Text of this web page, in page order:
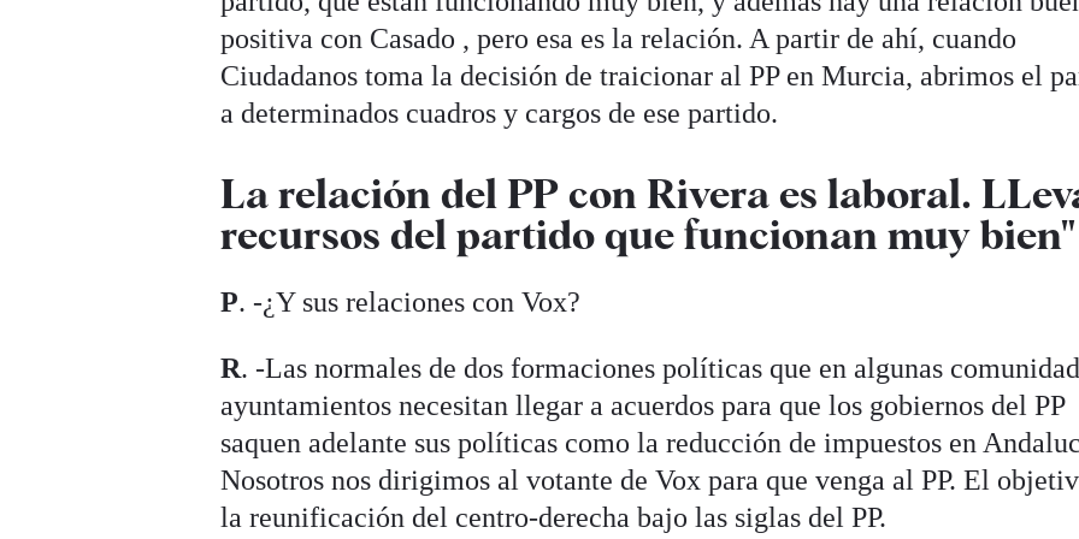
positiva con Casado , pero esa es la relación. A partir de ahí, cuando
Ciudadanos toma la decisión de traicionar al PP en Murcia, abrimos el
a determinados cuadros y cargos de ese partido.
La relación del PP con Rivera es laboral.
recursos del partido que funcionan muy bien"
P. -¿Y sus relaciones con Vox?
R. -Las normales de dos formaciones políticas que en algunas
ayuntamientos necesitan llegar a acuerdos para que los gobiernos del PP
saquen adelante sus políticas como la reducción de impuestos en
Nosotros nos dirigimos al votante de Vox para que venga al PP. El
la reunificación del centro-derecha bajo las siglas del PP.